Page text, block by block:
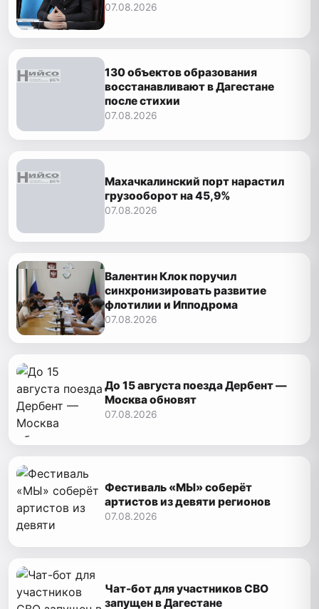
07.08.2026
130 объектов образования
восстанавливают в Дагестане
после стихии
07.08.2026
Махачкалинский порт нарастил
грузооборот на 45,9%
07.08.2026
Валентин Клок поручил
синхронизировать развитие
флотилии и Ипподрома
07.08.2026
До 15 августа поезда Дербент —
Москва обновят
07.08.2026
Фестиваль «МЫ» соберёт
артистов из девяти регионов
07.08.2026
Чат-бот для участников СВО
запущен в Дагестане